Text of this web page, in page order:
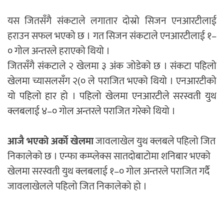
यस जितसँगै संकटाले लगातार दोस्रो सिजन एनआरटीलाई
हराउन सफल भएको छ । गत सिजन संकटाले एनआरटीलाई १–
० गोल अन्तरले हराएको थियो ।
जितसँगै संकटाले २ खेलमा ३ अंक जोडेको छ । संकटा पहिलो
खेलमा च्यासलसँग २(० ले पराजित भएको थियो । एनआरटीको
यो पहिलो हार हो । पहिलो खेलमा एनआरटीले सरस्वती युथ
क्लबलाई ४–० गोल अन्तरले पराजित गरेको थियो ।
आजै भएको अर्काे खेलमाजावलाखेल युथ क्लबले पहिलो जित
निकालेको छ । एन्फा कम्प्लेक्स सातदोबाटोमा शनिबार भएको
खेलमा सरस्वती युथ क्लबलाई १–० गोल अन्तरले पराजित गर्दै
जावलाखेलले पहिलो जित निकालेको हो ।